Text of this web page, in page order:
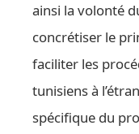
ainsi la volonté
concrétiser le
faciliter les
tunisiens à
spécifique du